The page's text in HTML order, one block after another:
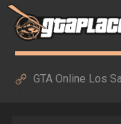
GTA Online Los